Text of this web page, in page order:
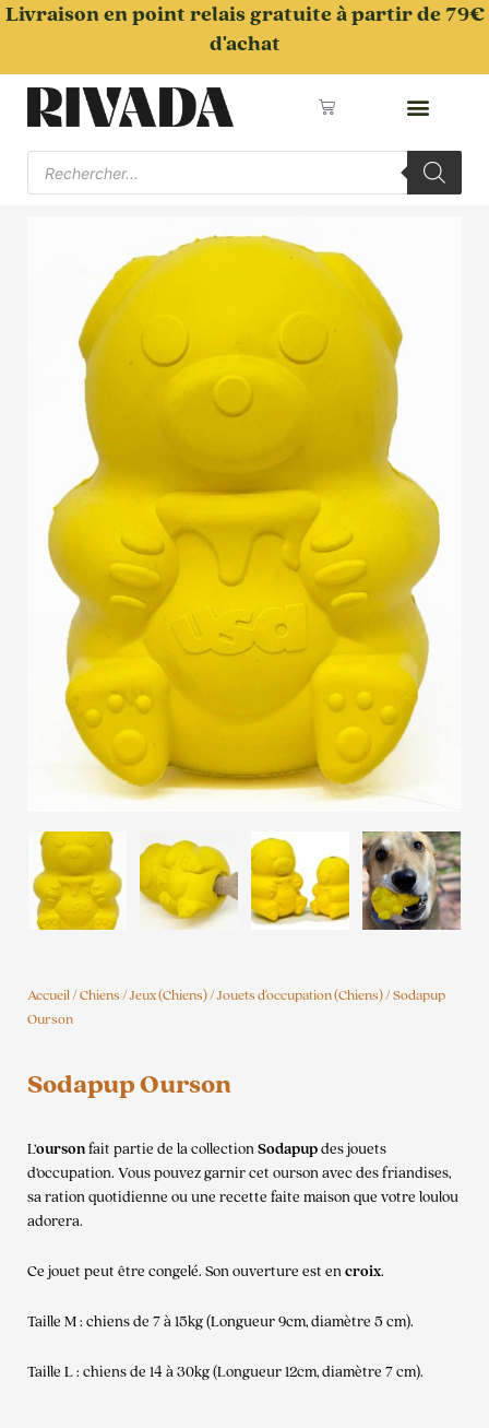
Aller
Livraison en point relais gratuite à partir de 79€
d'achat
Panier
Recherche
produits
Accueil/Chiens/Jeux (Chiens)/Jouets d'occupation (Chiens)/ Sodapup
Ourson
Sodapup Ourson
L’oursonfait partie de la collectionSodapupdes jouets
d’occupation. Vous pouvez garnir cet ourson avec des friandises,
sa ration quotidienne ou une recette faite maison que votre loulou
adorera.
Ce jouet peut être congelé. Son ouverture est encroix.
Taille M : chiens de 7 à 15kg (Longueur 9cm, diamètre 5 cm).
Taille L : chiens de 14 à 30kg (Longueur 12cm, diamètre 7 cm).